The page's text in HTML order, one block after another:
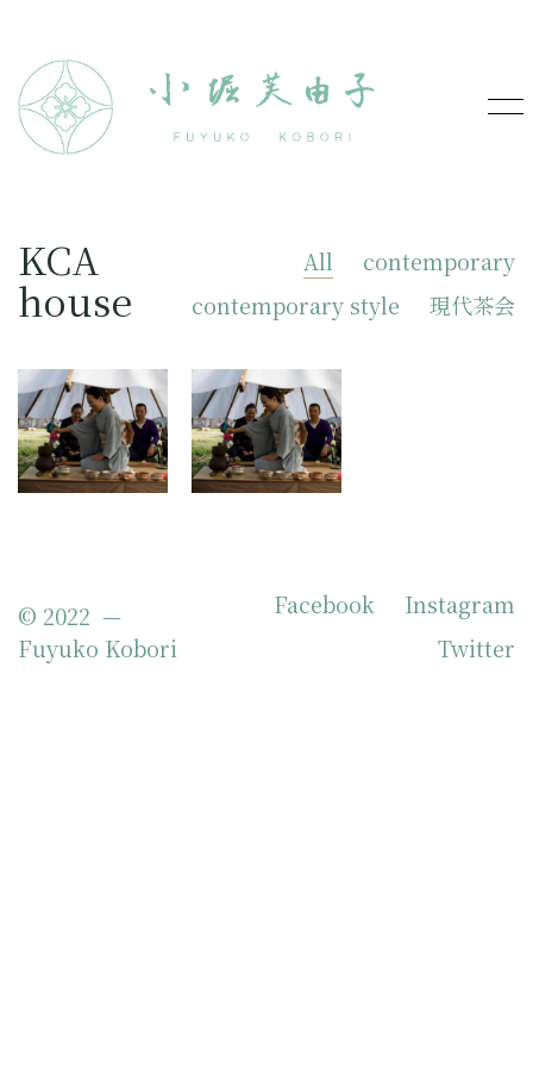
KCA
house
All
contemporary
contemporary style
現代茶会
Facebook
Instagram
Twitter
© 2022 —
Fuyuko Kobori